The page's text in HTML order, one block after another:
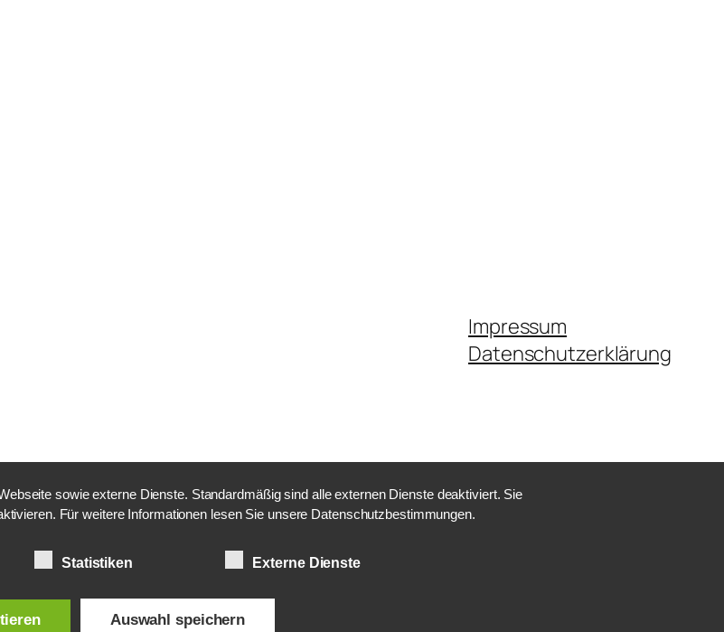
Impressum
Datenschutzerklärung
sowie externe Dienste. Standardmäßig sind alle externen Dienste deaktiviert. Sie
Für weitere Informationen lesen Sie unsere Datenschutzbestimmungen.
Statistiken Externe Dienste
Auswahl speichern